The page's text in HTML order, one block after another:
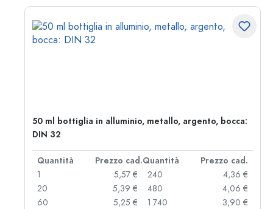
50 ml bottiglia in alluminio, metallo, argento, bocca:
DIN 32
Quantità Prezzo cad.Quantità
Prezzo cad.
1
5,57 €
20
5,39 €
60
5,25 €
240
4,36 €
480
4,06 €
1.740
3,90 €